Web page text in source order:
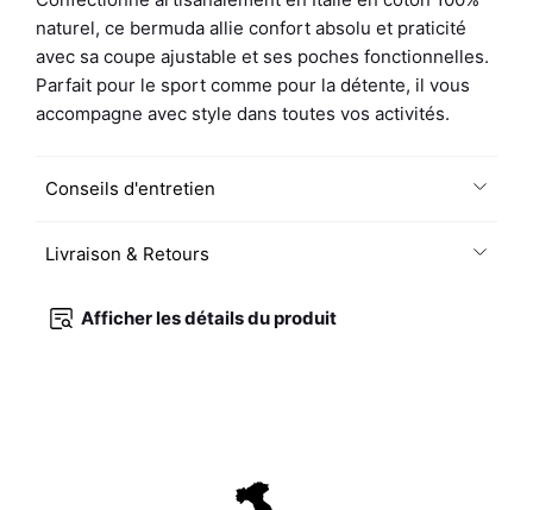
naturel, ce bermuda allie confort absolu et praticité
avec sa coupe ajustable et ses poches fonctionnelles.
Parfait pour le sport comme pour la détente, il vous
accompagne avec style dans toutes vos activités.
Conseils d'entretien
Livraison & Retours
Afficher les détails du produit